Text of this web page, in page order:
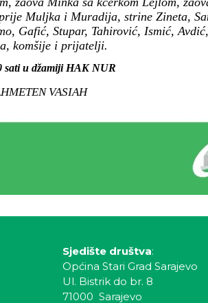
Muljka i Muradija, strine Zineta,
Gafić, Stupar, Tahirović, Ismić,
komšije i prijatelji.
sati u džamiji HAK NUR
VASIAH
Sjedište društva:
Općina Stari Grad Sarajevo
Ul. Bistrik do br. 8
71000 Sarajevo